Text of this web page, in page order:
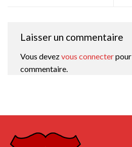
Laisser un commentaire
Vous devezvous connecter
commentaire.